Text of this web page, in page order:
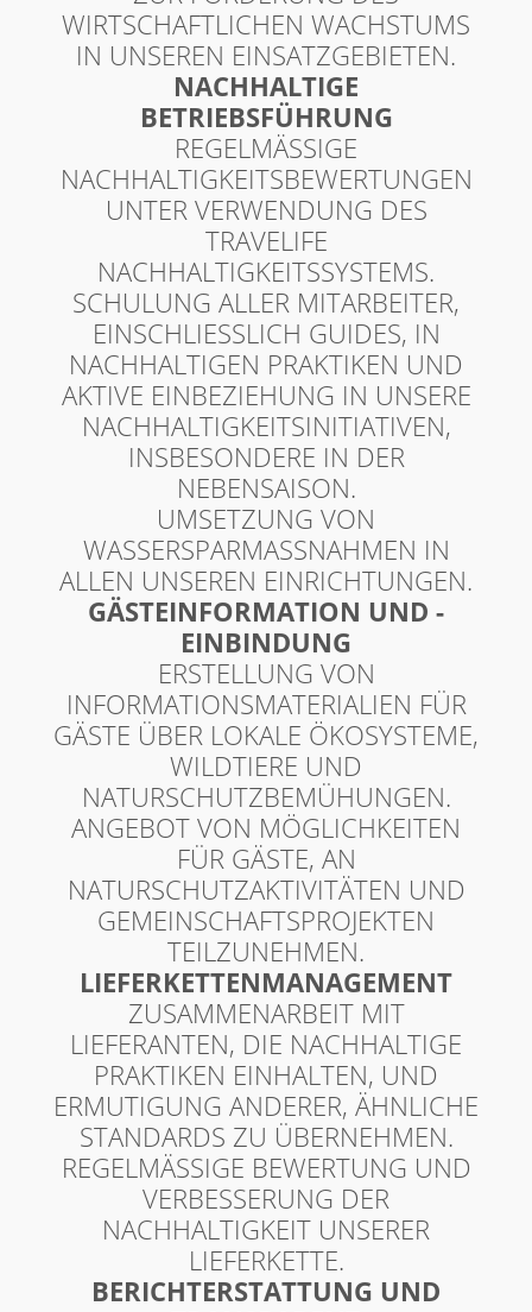
WIRTSCHAFTLICHEN WACHSTUMS
IN UNSEREN EINSATZGEBIETEN.
NACHHALTIGE
BETRIEBSFÜHRUNG
REGELMÄSSIGE N
ACHHALTIGKEITSBEWERTUNGEN U
NTER VERWENDUNG DES T
RAVELIFE N
ACHHALTIGKEITSSYSTEMS.
SCHULUNG ALLER MITARBEITER,
EINSCHLIESSLICH GUIDES, IN N
ACHHALTIGEN PRAKTIKEN UND A
KTIVE EINBEZIEHUNG IN UNSERE N
ACHHALTIGKEITSINITIATIVEN, I
NSBESONDERE IN DER N
EBENSAISON.
UMSETZUNG VON
WASSERSPARMASSNAHMEN IN A
LLEN UNSEREN EINRICHTUNGEN.
GÄSTEINFORMATION UND -
EINBINDUNG
ERSTELLUNG VON
INFORMATIONSMATERIALIEN FÜR
GÄSTE ÜBER LOKALE ÖKOSYSTEME,
WILDTIERE UND
NATURSCHUTZBEMÜHUNGEN.
ANGEBOT VON MÖGLICHKEITEN
FÜR GÄSTE, AN
NATURSCHUTZAKTIVITÄTEN UND
GEMEINSCHAFTSPROJEKTEN
TEILZUNEHMEN.
LIEFERKETTENMANAGEMENT
ZUSAMMENARBEIT MIT
LIEFERANTEN, DIE NACHHALTIGE
PRAKTIKEN EINHALTEN, UND
ERMUTIGUNG ANDERER, ÄHNLICHE
STANDARDS ZU ÜBERNEHMEN.
REGELMÄSSIGE BEWERTUNG UND V
ERBESSERUNG DER N
ACHHALTIGKEIT UNSERER L
IEFERKETTE.
BERICHTERSTATTUNG UND